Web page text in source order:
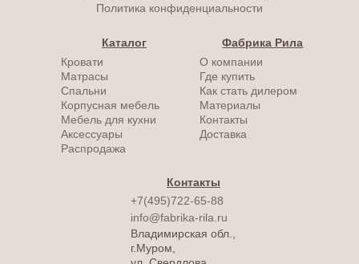
Политика конфиденциальности
Каталог
Кровати
Матрасы
Спальни
Корпусная мебель
Мебель для кухни
Аксессуары
Распродажа
Фабрика Рила
О компании
Где купить
Как стать дилером
Материалы
Контакты
Доставка
Контакты
+7(495)722-65-88
info@fabrika-rila.ru
Владимирская обл.,
г.Муром,